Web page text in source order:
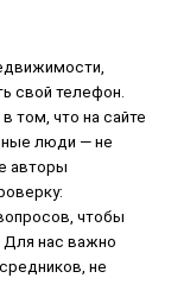
свой телефон.
том, что на сайте
люди — не
авторы
чтобы
Для нас важно
не